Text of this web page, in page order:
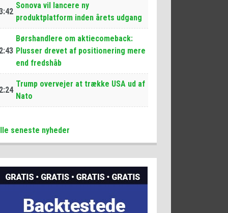
Sonova vil lancere ny
produktplatform inden årets udgang
Børshandlere om aktiecomeback:
Plusser drevet af positionering mere
end fredshåb
Trump overvejer at trække USA ud af
Nato
seneste nyheder